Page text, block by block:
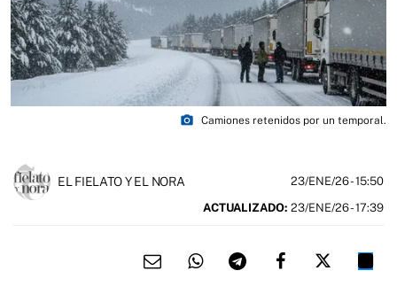
photo_camera Camiones retenidos por un temporal.
EL FIELATO Y EL NORA 23/ENE/26- 15:50
ACTUALIZADO: 23/ENE/26 - 17:39